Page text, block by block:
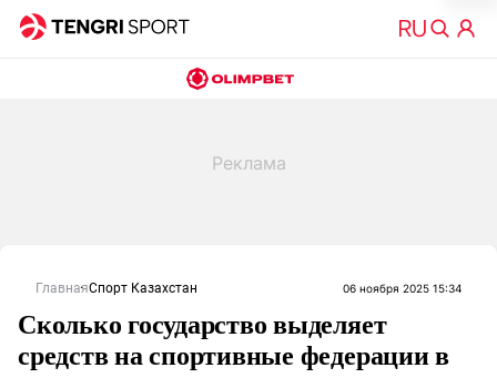
ГлавнаяСпорт Казахстан 06 ноября 2025 15:34
Сколько государство выделяет
средств на спортивные федерации в